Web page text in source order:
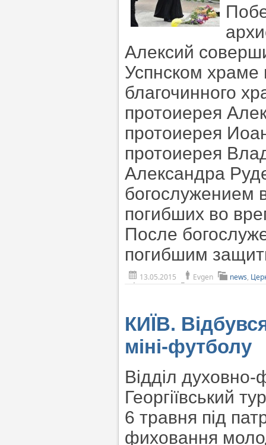
Алексий
Успнском храме
благочинного
протоиерея
протоиерея
протоиерея
Александра
богослужением
погибших во
После
погибшим
13.05.2015 Evgen news,
КИЇВ.
міні-футболу
Відділ духовно-
Георгіївський
6 травня під
фиховання